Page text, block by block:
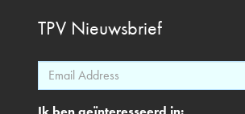
TPV Nieuwsbrief